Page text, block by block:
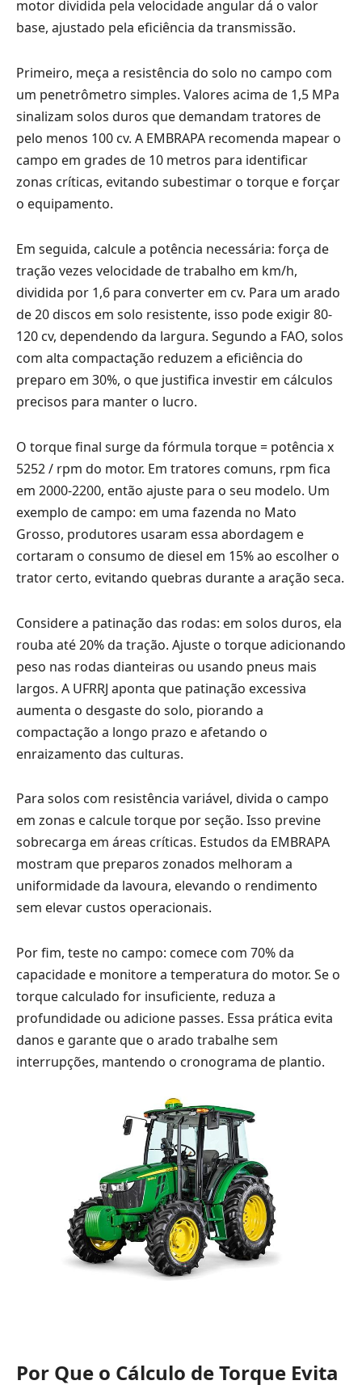
motor dividida pela velocidade angular dá o valor
base, ajustado pela eficiência da transmissão.
Primeiro, meça a resistência do solo no campo com
um penetrômetro simples. Valores acima de 1,5 MPa
sinalizam solos duros que demandam tratores de
pelo menos 100 cv. A EMBRAPA recomenda mapear o
campo em grades de 10 metros para identificar
zonas críticas, evitando subestimar o torque e forçar
o equipamento.
Em seguida, calcule a potência necessária: força de
tração vezes velocidade de trabalho em km/h,
dividida por 1,6 para converter em cv. Para um arado
de 20 discos em solo resistente, isso pode exigir 80-
120 cv, dependendo da largura. Segundo a FAO, solos
com alta compactação reduzem a eficiência do
preparo em 30%, o que justifica investir em cálculos
precisos para manter o lucro.
O torque final surge da fórmula torque = potência x
5252 / rpm do motor. Em tratores comuns, rpm fica
em 2000-2200, então ajuste para o seu modelo. Um
exemplo de campo: em uma fazenda no Mato
Grosso, produtores usaram essa abordagem e
cortaram o consumo de diesel em 15% ao escolher o
trator certo, evitando quebras durante a aração seca.
Considere a patinação das rodas: em solos duros, ela
rouba até 20% da tração. Ajuste o torque adicionando
peso nas rodas dianteiras ou usando pneus mais
largos. A UFRRJ aponta que patinação excessiva
aumenta o desgaste do solo, piorando a
compactação a longo prazo e afetando o
enraizamento das culturas.
Para solos com resistência variável, divida o campo
em zonas e calcule torque por seção. Isso previne
sobrecarga em áreas críticas. Estudos da EMBRAPA
mostram que preparos zonados melhoram a
uniformidade da lavoura, elevando o rendimento
sem elevar custos operacionais.
Por fim, teste no campo: comece com 70% da
capacidade e monitore a temperatura do motor. Se o
torque calculado for insuficiente, reduza a
profundidade ou adicione passes. Essa prática evita
danos e garante que o arado trabalhe sem
interrupções, mantendo o cronograma de plantio.
Por Que o Cálculo de Torque Evita